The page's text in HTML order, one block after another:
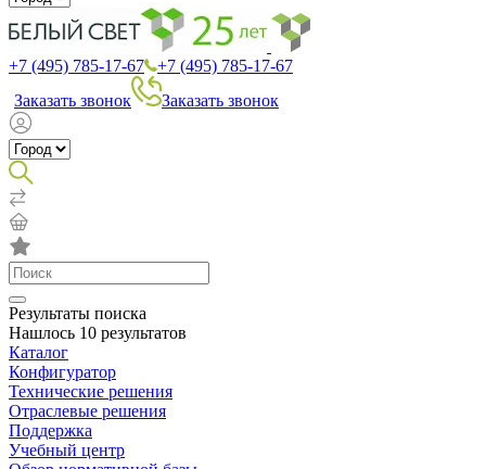
+7 (495) 785-17-67
+7 (495) 785-17-67
Заказать звонок
Заказать звонок
Результаты поиска
Нашлось 10 результатов
Каталог
Конфигуратор
Технические решения
Отраслевые решения
Поддержка
Учебный центр